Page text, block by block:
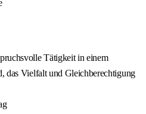
Tätigkeit in einem
das Vielfalt und Gleichberechtigung